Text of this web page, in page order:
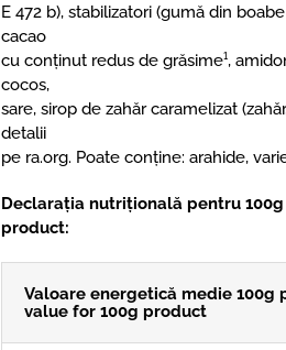
E 472 b), stabilizatori (gumă din
cacao
cu conținut redus de grăsime¹,
cocos,
sare, sirop de zahăr caramelizat
detalii
pe ra.org. Poate conține: arahide,
Declarația nutrițională pentru
product:
Valoare energetică medie 100g
value for 100g product